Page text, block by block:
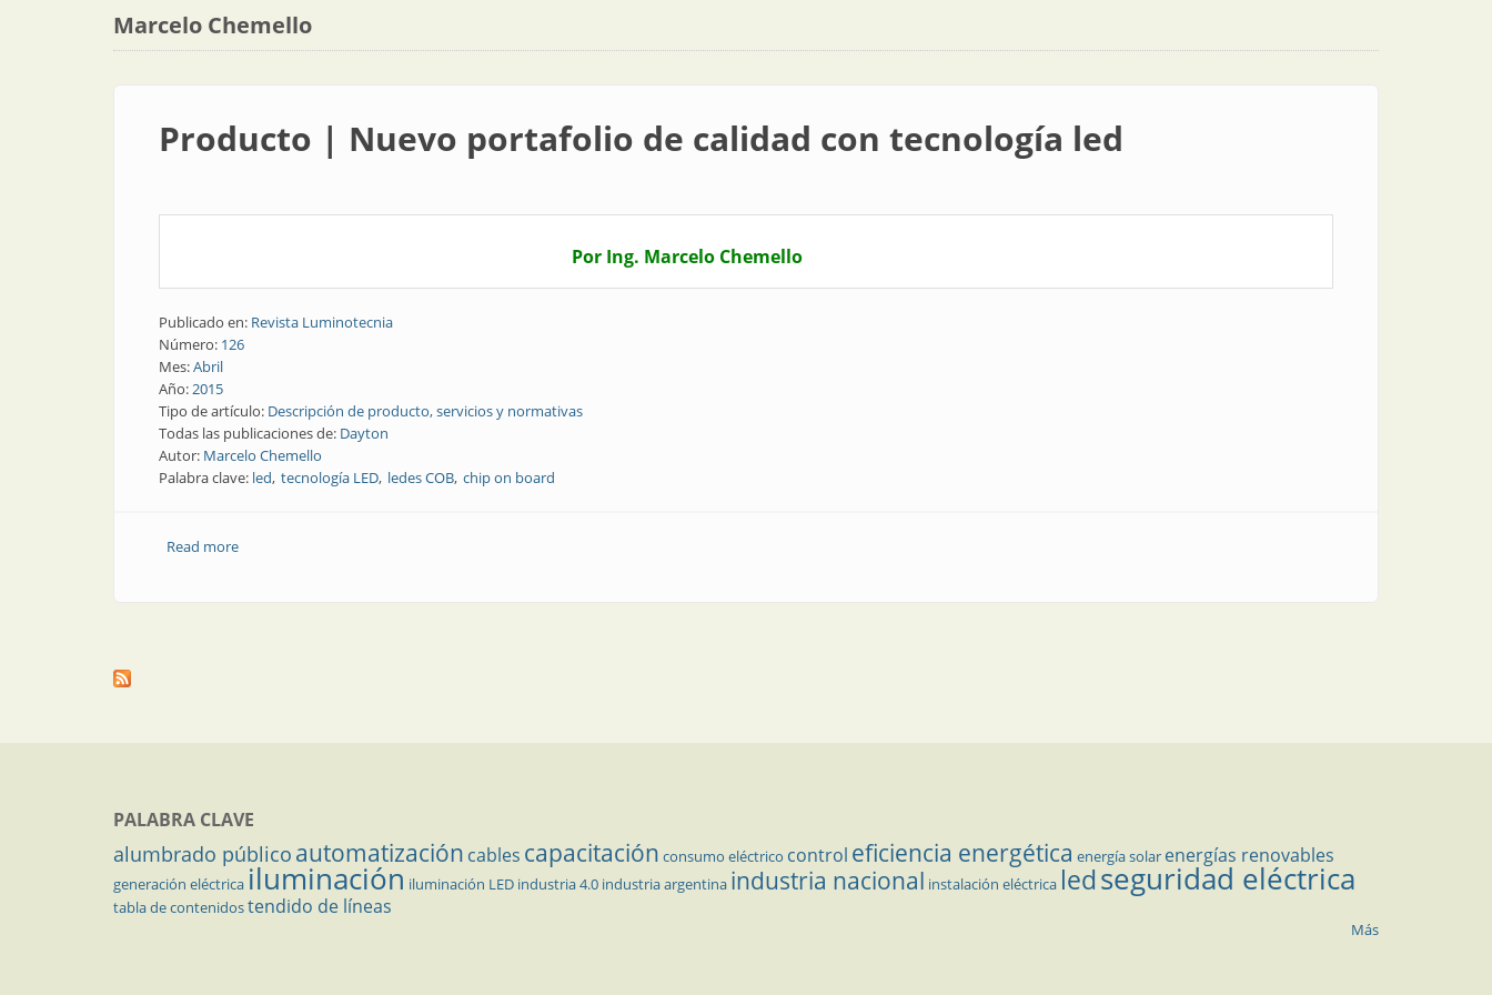
Marcelo Chemello
Producto | Nuevo portafolio de calidad con tecnología led
Por Ing. Marcelo Chemello
Publicado en: Revista Luminotecnia
Número: 126
Mes:Abril
Año:2015
Tipo de artículo: Descripción de producto, servicios y normativas
Todas las publicaciones de: Dayton
Autor: Marcelo Chemello
Palabra clave: led tecnología LED ledes COB chip on board
Read moreabout Producto | Nuevo portafolio de calidad con tecnología led
PALABRA CLAVE
alumbrado público automatización cables capacitación consumo eléctrico control eficiencia energética energía solar energías renovables
generación eléctrica iluminación iluminación LED industria 4.0 industria argentina industria nacional instalación eléctrica ledseguridad eléctrica
tabla de contenidostendido de líneas
Más